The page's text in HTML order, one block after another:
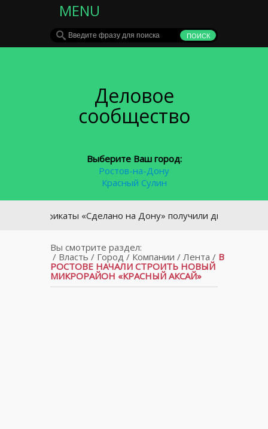
MENU
Деловое
сообщество
Выберите Ваш город:
Ростов-на-Дону
Красный Сулин
«Сделано на Дону» получили два химических
Вы смотрите раздел:
/ Власть / Город / Компании / Лента / В
РОСТОВЕ НАЧАЛИ СТРОИТЬ НОВЫЙ
МИКРОРАЙОН «КРАСНЫЙ АКСАЙ»